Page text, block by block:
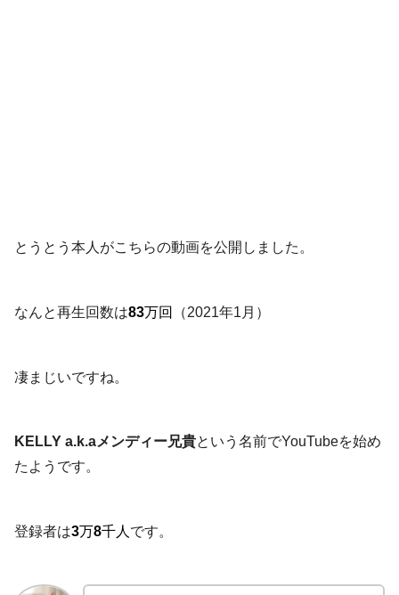
とうとう本人がこちらの動画を公開しました。
なんと再生回数は83万回 （2021年1月）
凄まじいですね。
KELLY a.k.aメンディー兄貴という名前でYouTubeを始め
たようです。
登録者は3万8千人 です。